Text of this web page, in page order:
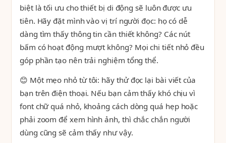
biệt là tối ưu cho thiết bị di động sẽ luôn được ưu
tiên. Hãy đặt mình vào vị trí người đọc: họ có dễ
dàng tìm thấy thông tin cần thiết không? Các nút
bấm có hoạt động mượt không? Mọi chi tiết nhỏ đều
góp phần tạo nên trải nghiệm tổng thể.
😊 Một mẹo nhỏ từ tôi: hãy thử đọc lại bài viết của
bạn trên điện thoại. Nếu bạn cảm thấy khó chịu vì
font chữ quá nhỏ, khoảng cách dòng quá hẹp hoặc
phải zoom để xem hình ảnh, thì chắc chắn người
dùng cũng sẽ cảm thấy như vậy.